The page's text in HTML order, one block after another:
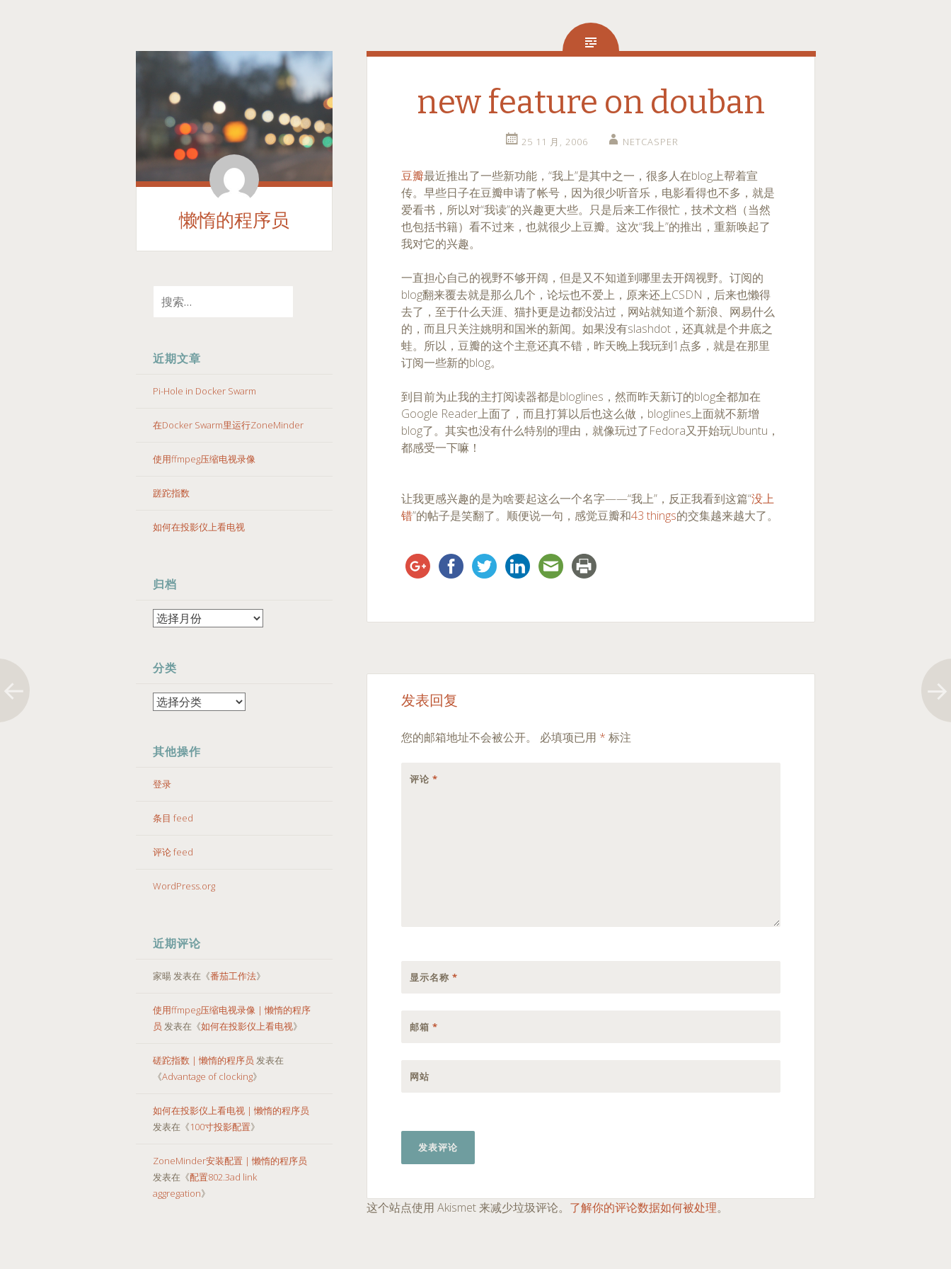
懒惰的程序员
TO
近期文章
Pi-Hole in Docker Swarm
在Docker Swarm里运行ZoneMinder
使用ffmpeg压缩电视录像
蹉跎指数
如何在投影仪上看电视
归档
分类
其他操作
登录
条目 feed
评论 feed
WordPress.org
近期评论
家暘发表在《番茄工作法》
使用ffmpeg压缩电视录像 | 懒惰的程序
员 发表在《如何在投影仪上看电视》
磋跎指数 | 懒惰的程序员 发表在
《Advantage of clocking》
如何在投影仪上看电视 | 懒惰的程序员
发表在《100寸投影配置》
ZoneMinder安装配置 | 懒惰的程序员
发表在《配置802.3ad link
aggregation》
new feature on douban
25 11 月, 2006 NETCASPER
豆瓣最近推出了一些新功能，“我上”是其中之一，很多人在blog上帮着宣
传。早些日子在豆瓣申请了帐号，因为很少听音乐，电影看得也不多，就是
爱看书，所以对“我读”的兴趣更大些。只是后来工作很忙，技术文档（当然
也包括书籍）看不过来，也就很少上豆瓣。这次“我上”的推出，重新唤起了
我对它的兴趣。
一直担心自己的视野不够开阔，但是又不知道到哪里去开阔视野。订阅的
blog翻来覆去就是那么几个，论坛也不爱上，原来还上CSDN，后来也懒得
去了，至于什么天涯、猫扑更是边都没沾过，网站就知道个新浪、网易什么
的，而且只关注姚明和国米的新闻。如果没有slashdot，还真就是个井底之
蛙。所以，豆瓣的这个主意还真不错，昨天晚上我玩到1点多，就是在那里
订阅一些新的blog。
到目前为止我的主打阅读器都是bloglines，然而昨天新订的blog全都加在
Google Reader上面了，而且打算以后也这么做，bloglines上面就不新增
blog了。其实也没有什么特别的理由，就像玩过了Fedora又开始玩Ubuntu，
都感受一下嘛！
让我更感兴趣的是为啥要起这么一个名字——“我上”，反正我看到这篇“没上
错”的帖子是笑翻了。顺便说一句，感觉豆瓣和43 things的交集越来越大了。
Post
navigation
发表回复
您的邮箱地址不会被公开。 必填项已用 * 标注
评论*
显示名称*
邮箱*
网站
这个站点使用 Akismet 来减少垃圾评论。 了解你的评论数据如何被处理。